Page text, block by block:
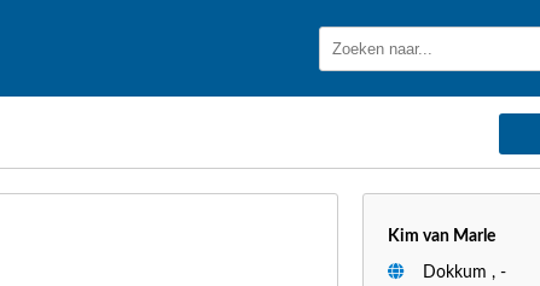
Kim van Marle
Dokkum , -